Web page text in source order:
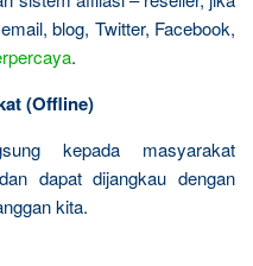
blog, Twitter, Facebook,
.
(Offline)
kepada masyarakat
dapat dijangkau dengan
kita.